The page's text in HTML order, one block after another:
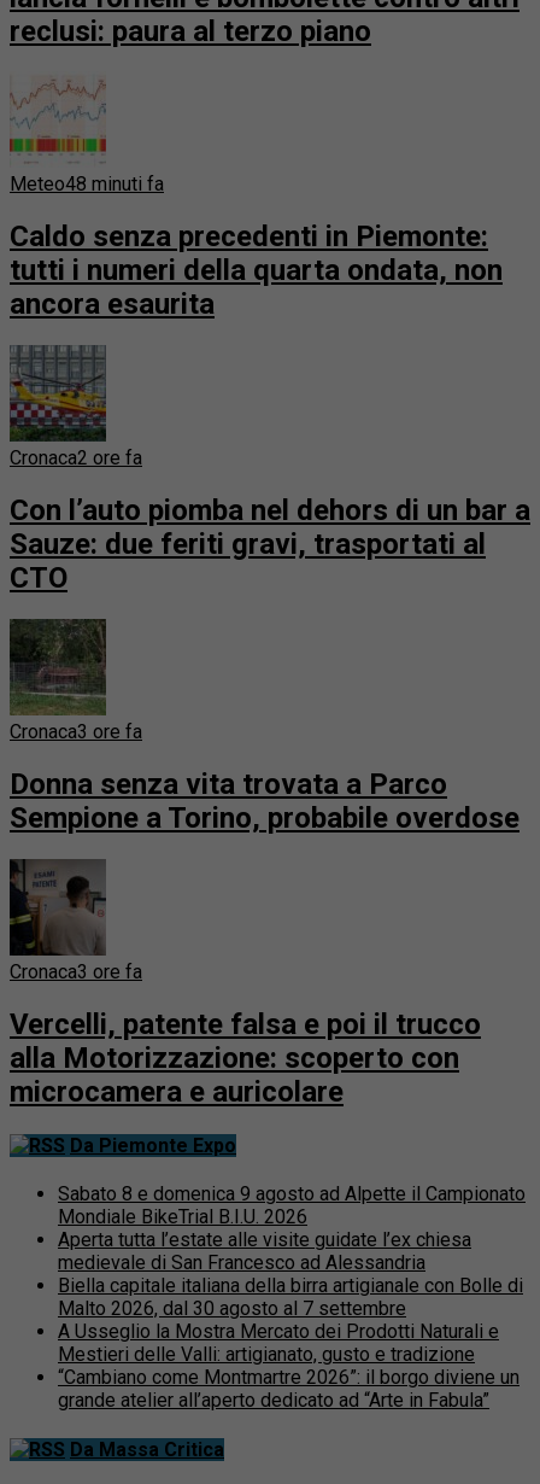
reclusi: paura al terzo piano
Meteo48 minuti fa
Caldo senza precedenti in Piemonte:
tutti i numeri della quarta ondata, non
ancora esaurita
Cronaca2 ore fa
Con l’auto piomba nel dehors di un bar a
Sauze: due feriti gravi, trasportati al
CTO
Cronaca3 ore fa
Donna senza vita trovata a Parco
Sempione a Torino, probabile overdose
Cronaca3 ore fa
Vercelli, patente falsa e poi il trucco
alla Motorizzazione: scoperto con
microcamera e auricolare
Da Piemonte Expo
Sabato 8 e domenica 9 agosto ad Alpette il Campionato
Mondiale BikeTrial B.I.U. 2026
Aperta tutta l’estate alle visite guidate l’ex chiesa
medievale di San Francesco ad Alessandria
Biella capitale italiana della birra artigianale con Bolle di
Malto 2026, dal 30 agosto al 7 settembre
A Usseglio la Mostra Mercato dei Prodotti Naturali e
Mestieri delle Valli: artigianato, gusto e tradizione
“Cambiano come Montmartre 2026”: il borgo diviene un
grande atelier all’aperto dedicato ad “Arte in Fabula”
Da Massa Critica